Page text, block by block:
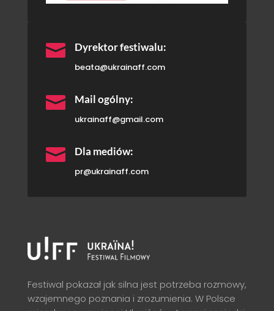
 Dyrektor festiwalu:
beata@ukrainaff.com
 Mail ogólny:
ukrainaff@gmail.com
 Dla mediów:
pr@ukrainaff.com
Festiwal pokazał jak silna jest potrzeba rozmowy,
wzajemnego poznania i zrozumienia. W Polsce